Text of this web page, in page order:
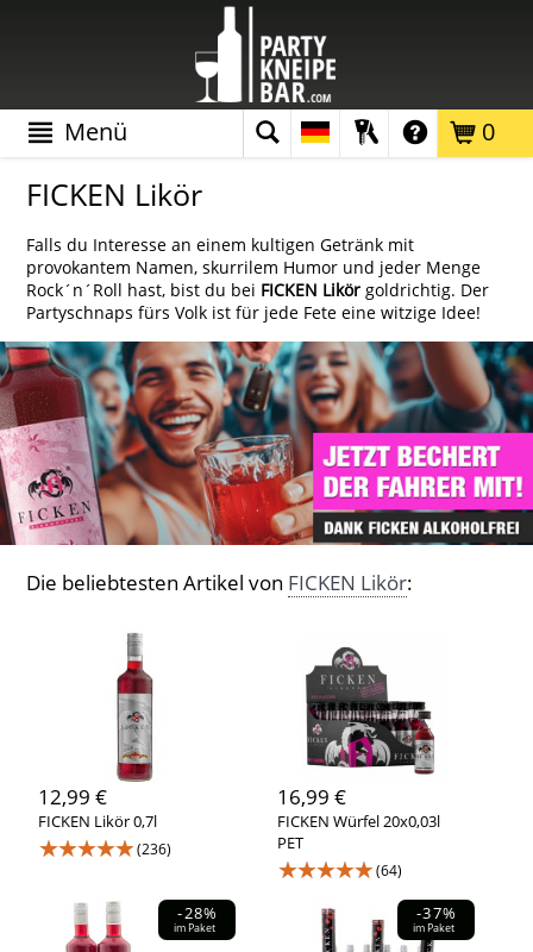
0
Menü
FICKEN Likör
Falls du Interesse an einem kultigen Getränk mit
provokantem Namen, skurrilem Humor und jeder Menge
Rock´n´Roll hast, bist du bei FICKEN Likör goldrichtig. Der
Partyschnaps fürs Volk ist für jede Fete eine witzige Idee!
Die beliebtesten Artikel von FICKEN Likör:
12,99 €
FICKEN Likör 0,7l
★★★★★(236)
16,99 €
FICKEN Würfel 20x0,03l
PET
★★★★★(64)
-28%
im Paket
-37%
im Paket